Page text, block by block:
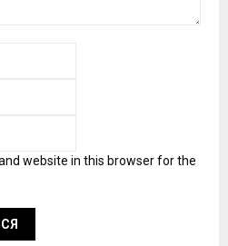
website in this browser for the